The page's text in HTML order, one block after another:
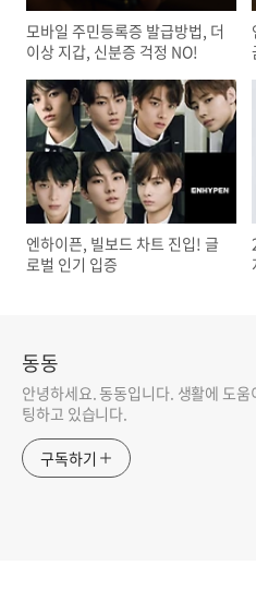
모바일 주민등록증 발급방법, 더
이상 지갑, 신분증 걱정 NO!
엔하이픈, 빌보드 차트 진입! 글
로벌 인기 입증
동동
안녕하세요. 동동입니다. 생활에 도움
팅하고 있습니다.
구독하기